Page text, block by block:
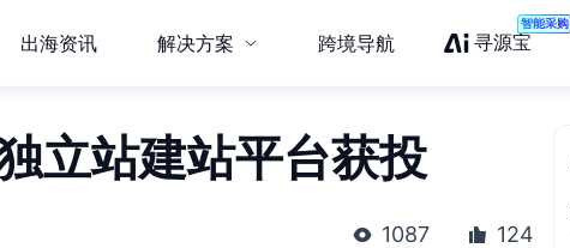
出海资讯 解决方案 跨境导航 寻源宝
智能采购
立站建站平台获投
1087 124